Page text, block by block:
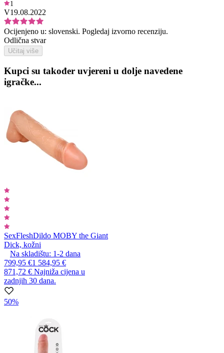
1
V19.08.2022
Ocijenjeno u: slovenski. Pogledaj izvorno recenziju.
Odlična stvar
Učitaj više
Kupci su također uvjereni u dolje navedene
igračke...
SexFleshDildo MOBY the Giant
Dick, kožni
Na skladištu: 1-2 dana
799,95 €1 584,95 €
871,72 € Najniža cijena u
zadnjih 30 dana.
50%